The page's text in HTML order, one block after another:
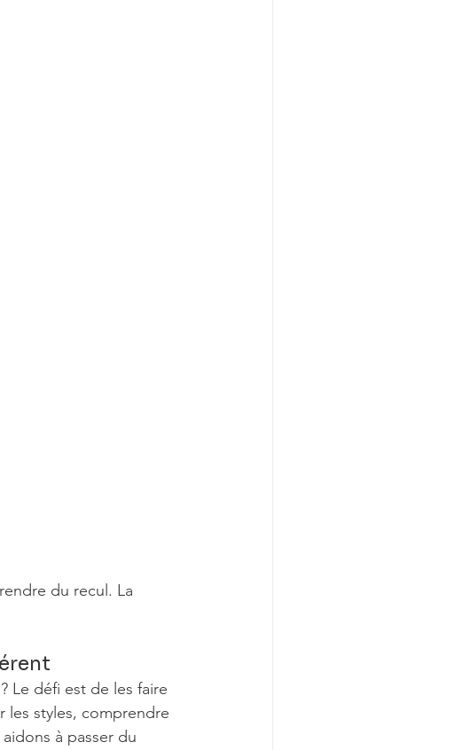
du recul. La
Le défi est de les faire
les styles, comprendre
à passer du